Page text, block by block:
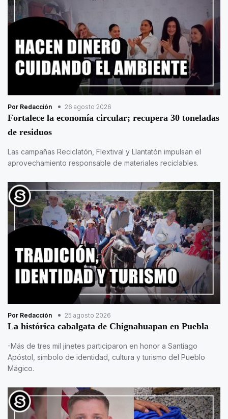
Por Redacción 26 agosto 2026
Fortalece la economía circular; recupera 30 toneladas
de residuos
Las campañas Reciclatón, Flextival y Llantatón impulsan el
aprovechamiento responsable de materiales reciclables.
Por Redacción 25 agosto 2026
La histórica cabalgata de Chignahuapan en Puebla
-Más de tres mil jinetes participaron en honor a Santiago
Apóstol, símbolo de identidad, cultura y turismo del Pueblo
Mágico.